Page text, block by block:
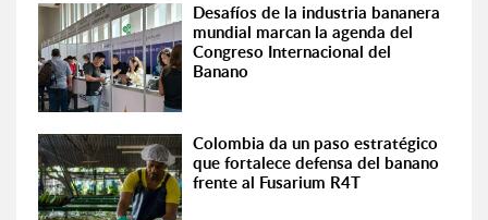
Desafíos de la industria bananera
mundial marcan la agenda del
Congreso Internacional del
Banano
Colombia da un paso estratégico
que fortalece defensa del banano
frente al Fusarium R4T